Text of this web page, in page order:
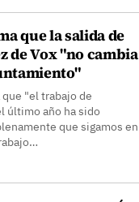
que la salida de
de Vox "no cambia
que "el trabajo de
último año ha sido
que sigamos en